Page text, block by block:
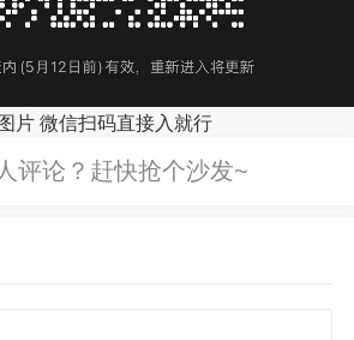
片 微信扫码直接入就行